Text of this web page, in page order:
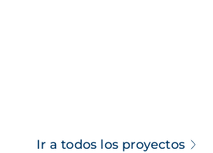
Ir a todos los proyectos